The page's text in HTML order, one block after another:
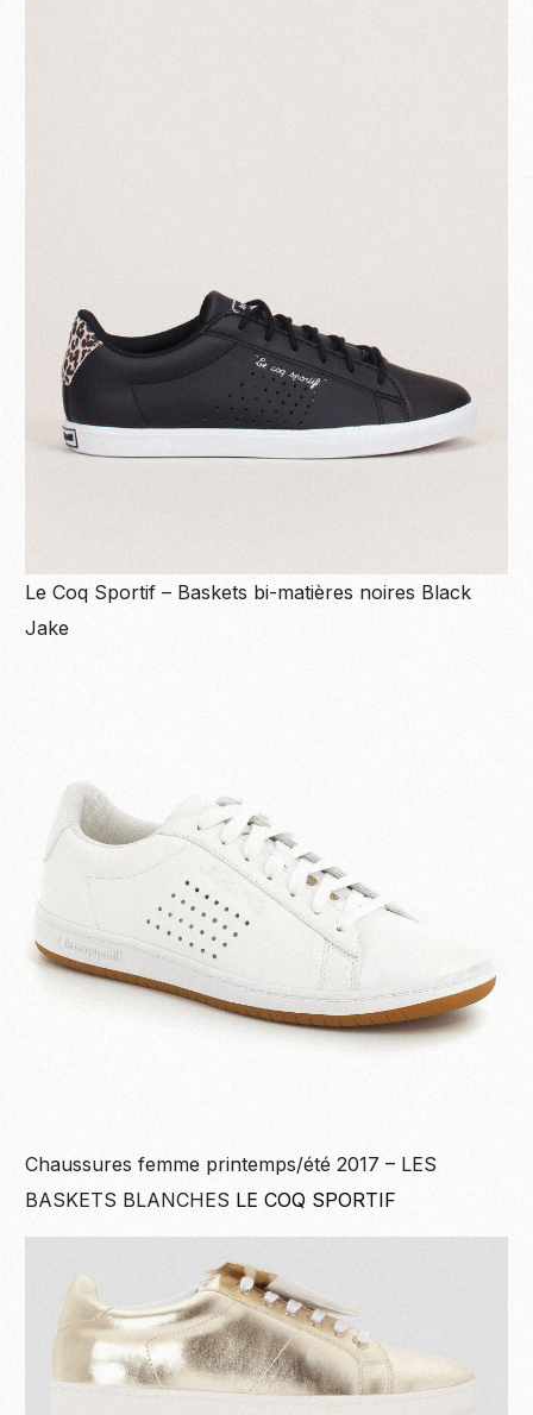
Le Coq Sportif – Baskets bi-matières noires Black
Jake
Chaussures femme printemps/été 2017 – LES
BASKETS BLANCHES LE COQ SPORTIF
Become